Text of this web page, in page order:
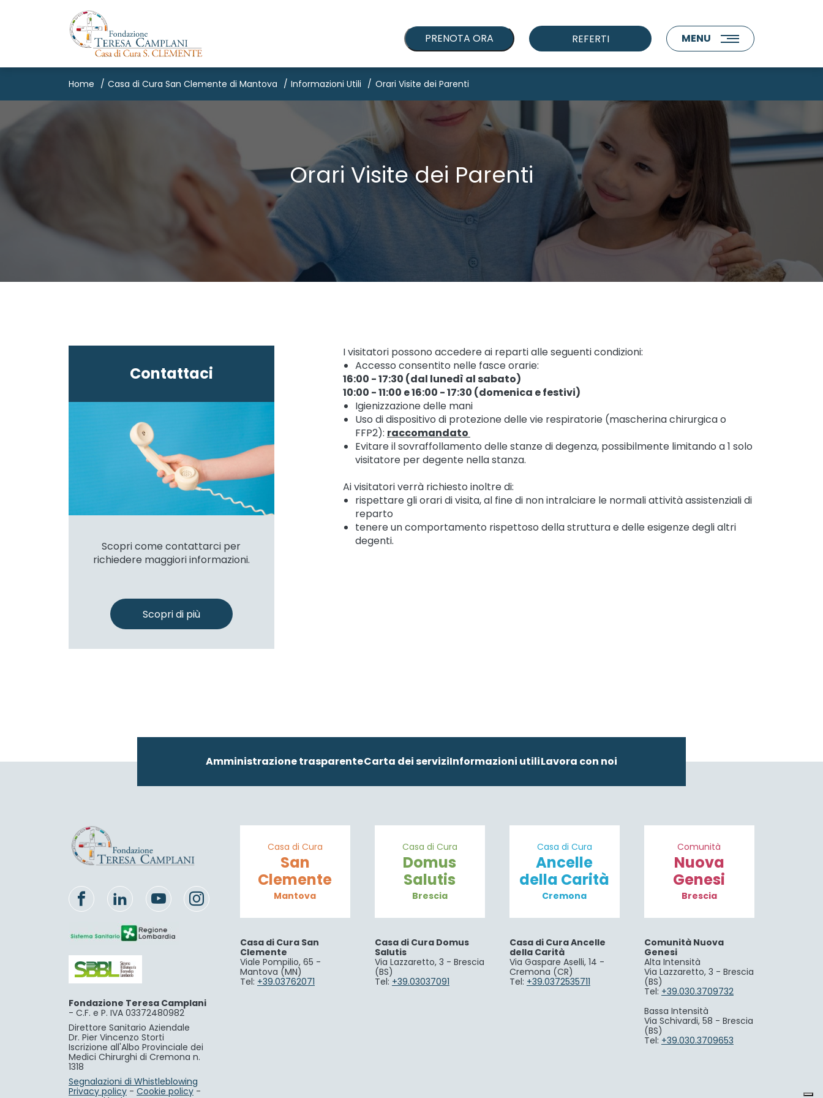
PRENOTA ORA REFERTI MENU
Home Casa di Cura San Clemente di Mantova Informazioni Utili Orari Visite dei Parenti
Orari Visite dei Parenti
I visitatori possono accedere ai reparti alle seguenti condizioni:
Accesso consentito nelle fasce orarie:
16:00 - 17:30 (dal lunedì al sabato)
10:00 - 11:00 e 16:00 - 17:30 (domenica e festivi)
Igienizzazione delle mani
Uso di dispositivo di protezione delle vie respiratorie (mascherina chirurgica o
FFP2): raccomandato
Evitare il sovraffollamento delle stanze di degenza, possibilmente limitando a 1 solo
visitatore per degente nella stanza.
Ai visitatori verrà richiesto inoltre di:
rispettare gli orari di visita, al fine di non intralciare le normali attività assistenziali di
reparto
tenere un comportamento rispettoso della struttura e delle esigenze degli altri
degenti.
Contattaci
Scopri come contattarci per
richiedere maggiori informazioni.
Scopri di più
Amministrazione trasparenteCarta dei serviziInformazioni utiliLavora con noi
Fondazione Teresa Camplani
- C.F. e P. IVA 03372480982
Direttore Sanitario Aziendale
Dr. Pier Vincenzo Storti
Iscrizione all'Albo Provinciale dei
Medici Chirurghi di Cremona n.
1318
Segnalazioni di Whistleblowing
Privacy policy- Cookie policy -
Casa di Cura
San
Clemente
Mantova
Casa di Cura San
Clemente
Viale Pompilio, 65 -
Mantova (MN)
Tel: +39.03762071
Casa di Cura
Domus
Salutis
Brescia
Casa di Cura Domus
Salutis
Via Lazzaretto, 3 - Brescia
(BS)
Tel: +39.03037091
Casa di Cura
Ancelle
della Carità
Cremona
Casa di Cura Ancelle
della Carità
Via Gaspare Aselli, 14 -
Cremona (CR)
Tel: +39.0372535711
Comunità
Nuova
Genesi
Brescia
Comunità Nuova
Genesi
Alta Intensità
Via Lazzaretto, 3 - Brescia
(BS)
Tel: +39.030.3709732
Bassa Intensità
Via Schivardi, 58 - Brescia
(BS)
Tel: +39.030.3709653